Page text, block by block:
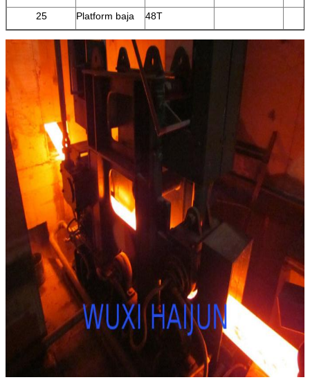
25
Platform baja 48T